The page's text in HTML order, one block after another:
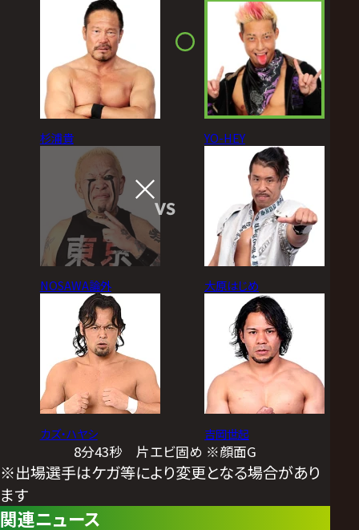
杉浦貴
NOSAWA論外
カズ・ハヤシ
VS
YO-HEY
大原はじめ
吉岡世起
8分43秒 片エビ固め ※顔面G
※出場選手はケガ等により変更となる場合があり
ます
関連ニュース